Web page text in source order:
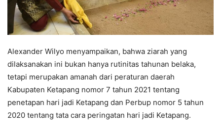
Alexander Wilyo menyampaikan, bahwa ziarah yang
dilaksanakan ini bukan hanya rutinitas tahunan belaka,
tetapi merupakan amanah dari peraturan daerah
Kabupaten Ketapang nomor 7 tahun 2021 tentang
penetapan hari jadi Ketapang dan Perbup nomor 5 tahun
2020 tentang tata cara peringatan hari jadi Ketapang.